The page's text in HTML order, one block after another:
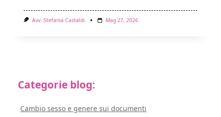
Avv. Stefania Castaldi Mag 27, 2026
Categorie blog:
Cambio sesso e genere sui documenti